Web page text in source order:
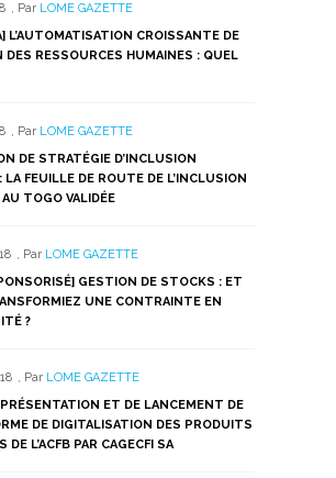
une
nouvelle
fenêtre)
une
nouvelle
fenêtre)
une
nouvelle
fenêtre)
nouvelle
fenêtre)
, Par LOME GAZETTE
L’AUTOMATISATION CROISSANTE DE
DES RESSOURCES HUMAINES : QUEL
, Par LOME GAZETTE
DE STRATÉGIE D’INCLUSION
LA FEUILLE DE ROUTE DE L’INCLUSION
AU TOGO VALIDÉE
, Par LOME GAZETTE
GESTION DE STOCKS : ET
UNE CONTRAINTE EN
?
, Par LOME GAZETTE
ET DE LANCEMENT DE
DE DIGITALISATION DES PRODUITS
DE L’ACFB PAR CAGECFI SA